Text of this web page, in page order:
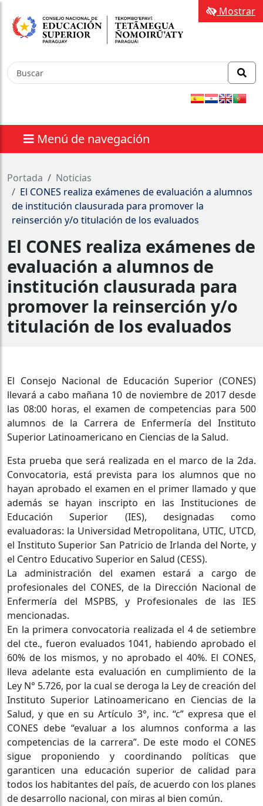
Menú de navegación
Mostrar
Portada
Noticias
El CONES realiza exámenes de evaluación a alumnos
de institución clausurada para promover la
reinserción y/o titulación de los evaluados
El CONES realiza exámenes de
evaluación a alumnos de
institución clausurada para
promover la reinserción y/o
titulación de los evaluados
El Consejo Nacional de Educación Superior (CONES)
llevará a cabo mañana 10 de noviembre de 2017 desde
las 08:00 horas, el examen de competencias para 500
alumnos de la Carrera de Enfermería del Instituto
Superior Latinoamericano en Ciencias de la Salud.
Esta prueba que será realizada en el marco de la 2da.
Convocatoria, está prevista para los alumnos que no
hayan aprobado el examen en el primer llamado y que
además se hayan inscripto en las Instituciones de
Educación Superior (IES), designadas como
evaluadoras: la Universidad Metropolitana, UTIC, UTCD,
el Instituto Superior San Patricio de Irlanda del Norte, y
el Centro Educativo Superior en Salud (CESS).
La administración del examen estará a cargo de
profesionales del CONES, de la Dirección Nacional de
Enfermería del MSPBS, y Profesionales de las IES
mencionadas.
En la primera convocatoria realizada el 4 de setiembre
del cte., fueron evaluados 1041, habiendo aprobado el
60% de los mismos, y no aprobado el 40%. El CONES,
lleva adelante esta evaluación en cumplimiento de la
Ley N° 5.726, por la cual se deroga la Ley de creación del
Instituto Superior Latinoamericano en Ciencias de la
Salud, y que en su Artículo 3°, inc. “c” expresa que el
CONES debe “evaluar a los alumnos conforma a las
competencias de la carrera”. De este modo el CONES
sigue proponiendo y coordinando políticas que
garanticen una educación superior de calidad para
todos los habitantes del país, de acuerdo con los planes
de desarrollo nacional, con miras al bien común.